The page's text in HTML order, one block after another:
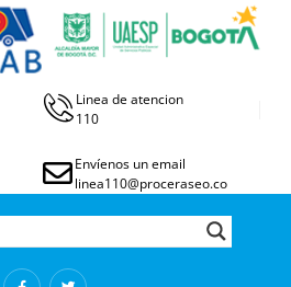
Linea de atencion
110
Envíenos un email
linea110@proceraseo.co